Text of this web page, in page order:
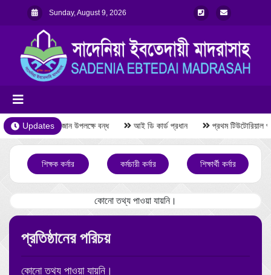
Sunday, August 9, 2026
Updatesরমজান উপলক্ষে বন্ধ আই ডি কার্ড প্রধান প্রথম টিউটোরিয়াল
শিক্ষক কর্নার কর্মচারী কর্নার শিক্ষার্থী কর্নার
কোনো তথ্য পাওয়া যায়নি।
প্রতিষ্ঠানের পরিচয়
কোনো তথ্য পাওয়া যায়নি।